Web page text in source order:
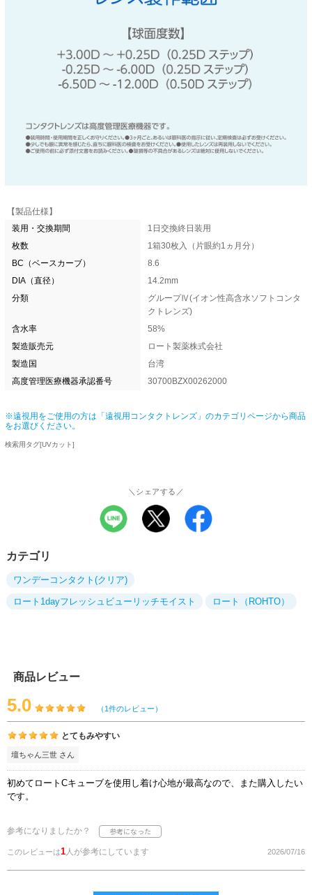
【製品仕様】
装用・交換期間
1日交換終日装用
枚数
1箱30枚入（片眼約1ヵ月分）
BC（ベースカーブ）
8.6
DIA（直径）
14.2mm
分類
グループⅣ(イオン性高含水ソフトコンタ
クトレンズ)
含水率
58%
製造販売元
ロート製薬株式会社
製造国
台湾
高度管理医療機器承認番号
30700BZX00262000
※遠視用をご使用の方は「遠視用コンタクトレンズ」のカテゴリページから商品
をお選びください。
検索用タグ[UVカット]
＼シェアする／
カテゴリ
ワンデーコンタクト(クリア)
ロート1dayフレッシュビューリッチモイスト ロート（ROHTO）
商品レビュー
5.0 （1件のレビュー）
とてもみやすい
壇ちゃん三世 さん
初めてロートCキューブを使用し着け心地が最高なので、また購入したい
です。
参考になりましたか？
このレビューは1人が参考にしています 2026/07/16